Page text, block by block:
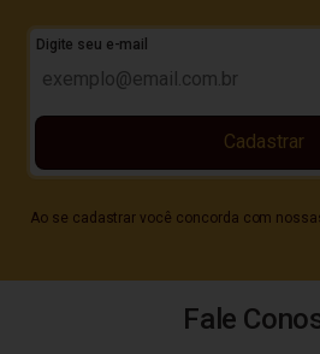
Digite seu e-mail
Ao se cadastrar você concorda com
Cadastrar
Fale